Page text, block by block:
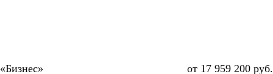
от 17 959 200 руб.